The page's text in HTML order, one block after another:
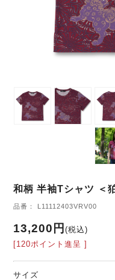
和柄 半袖Tシャツ ＜
品番： L11112403VRV00
13,200円(税込)
[120ポイント進呈 ]
サイズ